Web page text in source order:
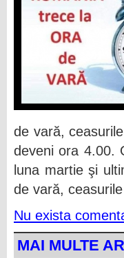
de vară,
deveni ora 4.00.
luna martie şi
de vară,
Nu exista
MAI MULTE